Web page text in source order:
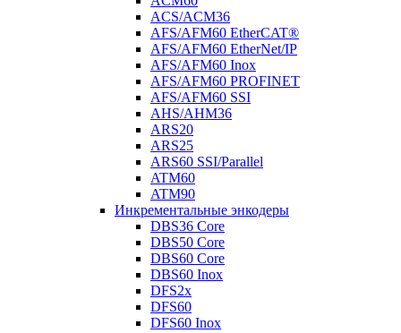
ACS/ACM36
AFS/AFM60 EtherCAT®
AFS/AFM60 EtherNet/IP
AFS/AFM60 Inox
AFS/AFM60 PROFINET
AFS/AFM60 SSI
AHS/AHM36
ARS20
ARS25
ARS60 SSI/Parallel
ATM60
ATM90
Инкрементальные энкодеры
DBS36 Core
DBS50 Core
DBS60 Core
DBS60 Inox
DFS2x
DFS60
DFS60 Inox